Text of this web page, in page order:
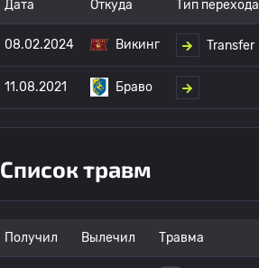
Дата Откуда Тип перехода
08.02.2024 Викинг Transfer
11.08.2021 Браво
Список травм
Получил Вылечил Травма